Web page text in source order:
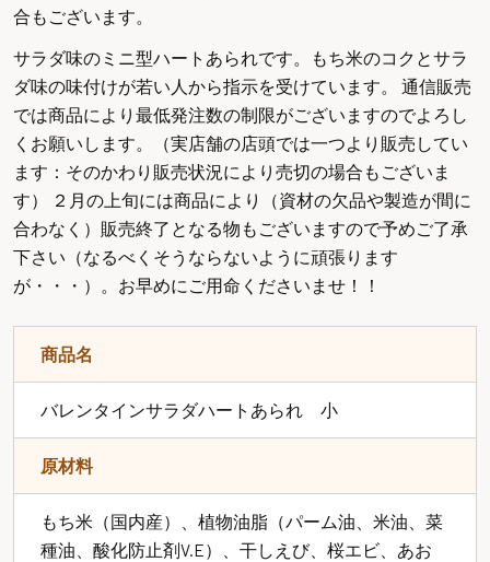
合もございます。
サラダ味のミニ型ハートあられです。もち米のコクとサラ
ダ味の味付けが若い人から指示を受けています。 通信販売
では商品により最低発注数の制限がございますのでよろし
くお願いします。（実店舗の店頭では一つより販売してい
ます：そのかわり販売状況により売切の場合もございま
す） ２月の上旬には商品により（資材の欠品や製造が間に
合わなく）販売終了となる物もございますので予めご了承
下さい（なるべくそうならないように頑張ります
が・・・）。お早めにご用命くださいませ！！
商品名
バレンタインサラダハートあられ 小
原材料
もち米（国内産）、植物油脂（パーム油、米油、菜
種油、酸化防止剤V.E）、干しえび、桜エビ、あお